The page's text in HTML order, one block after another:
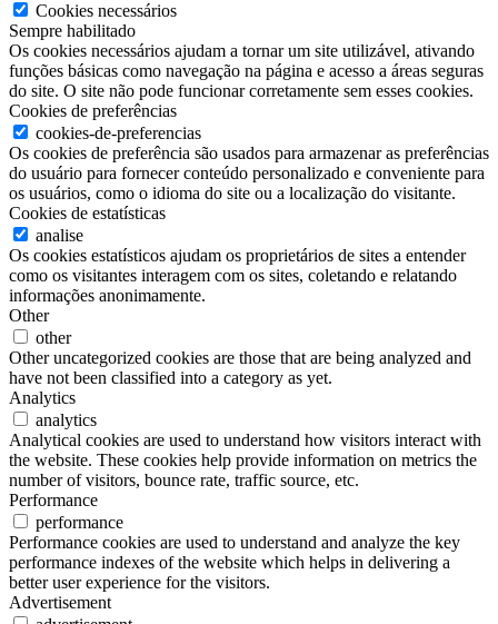
Cookies necessários
Sempre habilitado
Os cookies necessários ajudam a tornar um site utilizável, ativando
funções básicas como navegação na página e acesso a áreas seguras
do site. O site não pode funcionar corretamente sem esses cookies.
Cookies de preferências
cookies-de-preferencias
Os cookies de preferência são usados para armazenar as preferências
do usuário para fornecer conteúdo personalizado e conveniente para
os usuários, como o idioma do site ou a localização do visitante.
Cookies de estatísticas
analise
Os cookies estatísticos ajudam os proprietários de sites a entender
como os visitantes interagem com os sites, coletando e relatando
informações anonimamente.
Other
other
Other uncategorized cookies are those that are being analyzed and
have not been classified into a category as yet.
Analytics
analytics
Analytical cookies are used to understand how visitors interact with
the website. These cookies help provide information on metrics the
number of visitors, bounce rate, traffic source, etc.
Performance
performance
Performance cookies are used to understand and analyze the key
performance indexes of the website which helps in delivering a
better user experience for the visitors.
Advertisement